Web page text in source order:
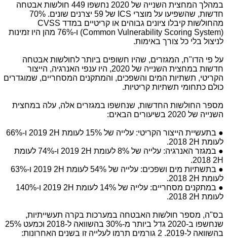
במהלך המחצית השנייה של 2020 נחשפו 449 חולשות אבטחה
חדשות, שהשפיעו על מוצרי ICS
של 59 יצרנים שונים. 70%
מהחולשות קיבלו ציונים גבוהים או קריטיים במדד CVSS
(Common Vulnerability Scoring System)
ו-76% מהן היו זמינות
לניצול בלי כל צורך באימות.
על פי הדו"ח, המגזרים, שהיו חשופים ביותר לחולשות אבטחה
חדשות במחצית השנייה של 2020, היו ענפי האנרגיה, הייצור
הקריטי, תשתיות המים והשפכים, והמתקנים המסחריים, שמוגדרים
כולם כתחומי תשתיות קריטיות.
מספר החולשות החדשות, שנחשפו במגזרים אלה, עלה במחצית
השנייה של 2020 בשיעורים הבאים:
● בתעשיית הייצור הקריטי: עלייה של 15% לעומת H
2 2019 ו-66%
לעומת H
2 2018.
● במגזר האנרגיה: עלייה של 8% לעומת
H2 2019 ו-74% לעומת
H
2 2018.
● בתשתיות מים ושפכים: עלייה של 54% לעומת
H
2 2019 ו-63%
לעומת H
2 2018.
● במתקנים מסחריים: עלייה של 14% לעומת
H
2 2019 ו-140%
לעומת H
2 2018.
בס"ה, מספר חולשות האבטחה במערכות בקרה תעשייתיות,
שנחשפו ב-2020 גדל ביותר מ-30% בהשוואה ל-2018 וכמעט 25%
בהשוואה ל-2019. 2 גורמים תרמו לעלייה זו בשנים האחרונות: